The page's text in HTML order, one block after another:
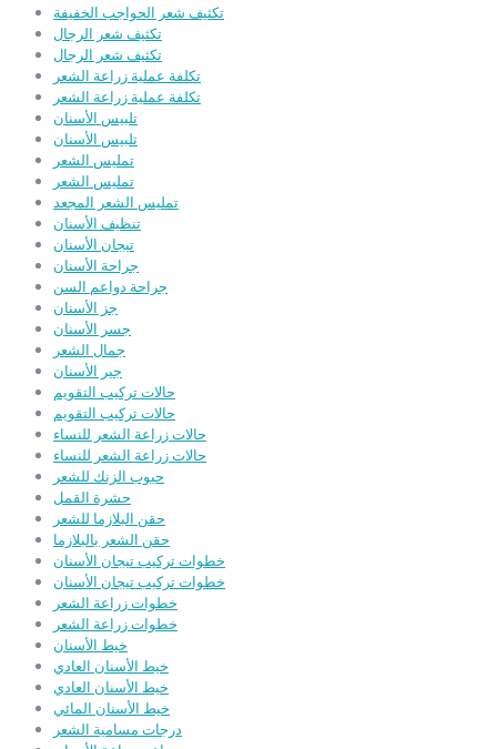
تكثيف شعر الحواجب الخفيفة
تكثيف شعر الرجال
تكثيف شعر الرجال
تكلفة عملية زراعة الشعر
تكلفة عملية زراعة الشعر
تلبيس الأسنان
تلبيس الأسنان
تمليس الشعر
تمليس الشعر
تمليس الشعر المجعد
تنظيف الأسنان
تيجان الأسنان
جراحة الأسنان
جراحة دواعم السن
جز الأسنان
جسر الأسنان
جمال الشعر
جير الأسنان
حالات تركيب التقويم
حالات تركيب التقويم
حالات زراعة الشعر للنساء
حالات زراعة الشعر للنساء
حبوب الزنك للشعر
حشرة القمل
حقن البلازما للشعر
حقن الشعر بالبلازما
خطوات تركيب تيجان الأسنان
خطوات تركيب تيجان الأسنان
خطوات زراعة الشعر
خطوات زراعة الشعر
خيط الأسنان
خيط الأسنان العادي
خيط الأسنان العادي
خيط الأسنان المائي
درجات مسامية الشعر